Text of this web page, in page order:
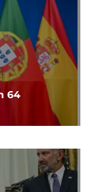
64